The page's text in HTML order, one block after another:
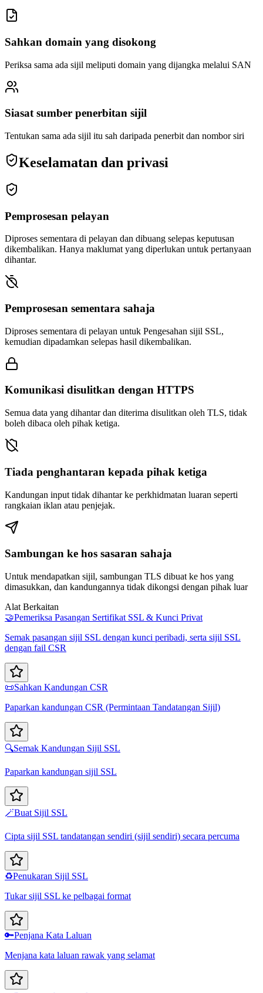
Sahkan domain yang disokong
Periksa sama ada sijil meliputi domain yang dijangka melalui SAN
Siasat sumber penerbitan sijil
Tentukan sama ada sijil itu sah daripada penerbit dan nombor siri
Keselamatan dan privasi
Pemprosesan pelayan
Diproses sementara di pelayan dan dibuang selepas keputusan
dikembalikan. Hanya maklumat yang diperlukan untuk pertanyaan
dihantar.
Pemprosesan sementara sahaja
Diproses sementara di pelayan untuk Pengesahan sijil SSL,
kemudian dipadamkan selepas hasil dikembalikan.
Komunikasi disulitkan dengan HTTPS
Semua data yang dihantar dan diterima disulitkan oleh TLS, tidak
boleh dibaca oleh pihak ketiga.
Tiada penghantaran kepada pihak ketiga
Kandungan input tidak dihantar ke perkhidmatan luaran seperti
rangkaian iklan atau penjejak.
Sambungan ke hos sasaran sahaja
Untuk mendapatkan sijil, sambungan TLS dibuat ke hos yang
dimasukkan, dan kandungannya tidak dikongsi dengan pihak luar
Alat Berkaitan
🤝Pemeriksa Pasangan Sertifikat SSL & Kunci Privat
Semak pasangan sijil SSL dengan kunci peribadi, serta sijil SSL
dengan fail CSR
📜Sahkan Kandungan CSR
Paparkan kandungan CSR (Permintaan Tandatangan Sijil)
🔍Semak Kandungan Sijil SSL
Paparkan kandungan sijil SSL
🪄Buat Sijil SSL
Cipta sijil SSL tandatangan sendiri (sijil sendiri) secara percuma
♻️Penukaran Sijil SSL
Tukar sijil SSL ke pelbagai format
🔑Penjana Kata Laluan
Menjana kata laluan rawak yang selamat